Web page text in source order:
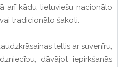
arī kādu lietuviešu nacionālo
tradicionālo šakoti.
teltis ar suvenīru,
dāvājot iepirkšanās